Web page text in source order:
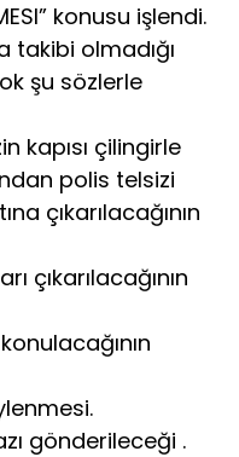
konusu işlendi.
takibi olmadığı
şu sözlerle
kapısı çilingirle
polis telsizi
çıkarılacağının
çıkarılacağının
gönderileceği .